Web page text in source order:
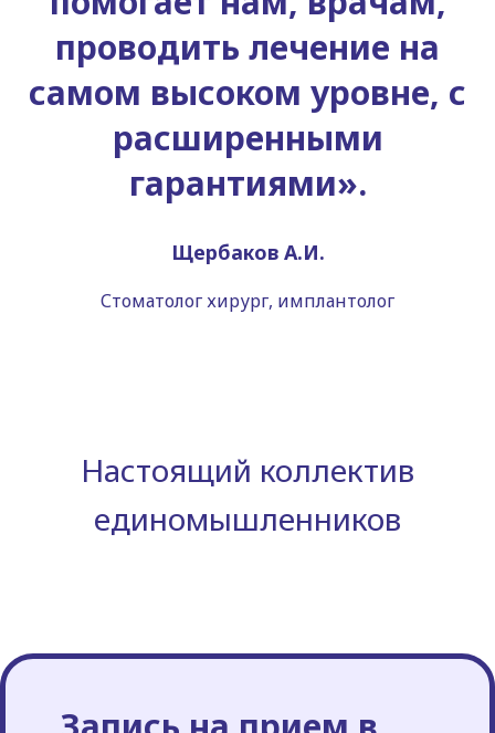
проводить лечение на
самом высоком уровне, с
расширенными
гарантиями».
Щербаков А.И.
Стоматолог хирург, имплантолог
Настоящий коллектив
единомышленников